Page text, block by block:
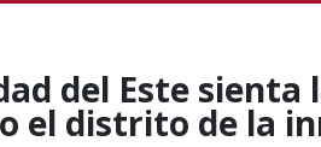
del Este sienta
el distrito de la